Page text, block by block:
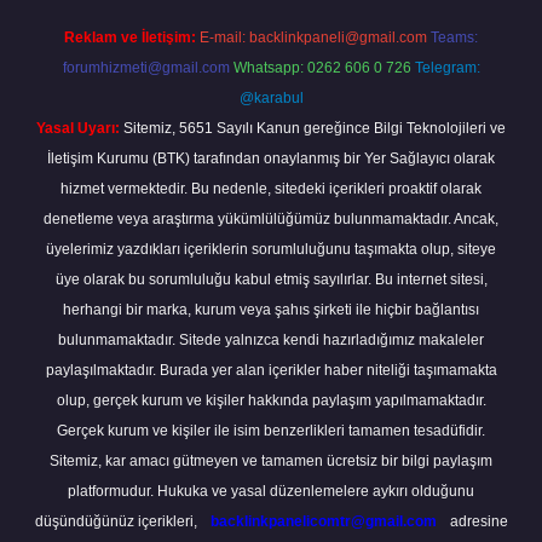
Reklam ve İletişim: E-mail: backlinkpaneli@gmail.com Teams:
forumhizmeti@gmail.com Whatsapp: 0262 606 0 726 Telegram:
@karabul
Yasal Uyarı: Sitemiz, 5651 Sayılı Kanun gereğince Bilgi Teknolojileri ve
İletişim Kurumu (BTK) tarafından onaylanmış bir Yer Sağlayıcı olarak
hizmet vermektedir. Bu nedenle, sitedeki içerikleri proaktif olarak
denetleme veya araştırma yükümlülüğümüz bulunmamaktadır. Ancak,
üyelerimiz yazdıkları içeriklerin sorumluluğunu taşımakta olup, siteye
üye olarak bu sorumluluğu kabul etmiş sayılırlar. Bu internet sitesi,
herhangi bir marka, kurum veya şahıs şirketi ile hiçbir bağlantısı
bulunmamaktadır. Sitede yalnızca kendi hazırladığımız makaleler
paylaşılmaktadır. Burada yer alan içerikler haber niteliği taşımamakta
olup, gerçek kurum ve kişiler hakkında paylaşım yapılmamaktadır.
Gerçek kurum ve kişiler ile isim benzerlikleri tamamen tesadüfidir.
Sitemiz, kar amacı gütmeyen ve tamamen ücretsiz bir bilgi paylaşım
platformudur. Hukuka ve yasal düzenlemelere aykırı olduğunu
düşündüğünüz içerikleri,
backlinkpanelicomtr@gmail.com adresine